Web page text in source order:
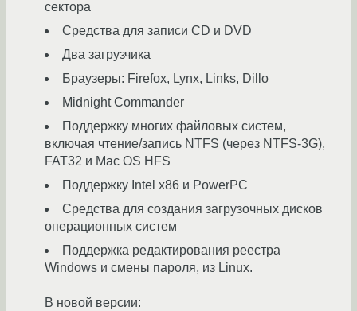
сектора
Средства для записи CD и DVD
Два загрузчика
Браузеры: Firefox, Lynx, Links, Dillo
Midnight Commander
Поддержку многих файловых систем,
включая чтение/запись NTFS (через NTFS-3G),
FAT32 и Mac OS HFS
Поддержку Intel x86 и PowerPC
Средства для создания загрузочных дисков
операционных систем
Поддержка редактирования реестра
Windows и смены пароля, из Linux.
В новой версии: